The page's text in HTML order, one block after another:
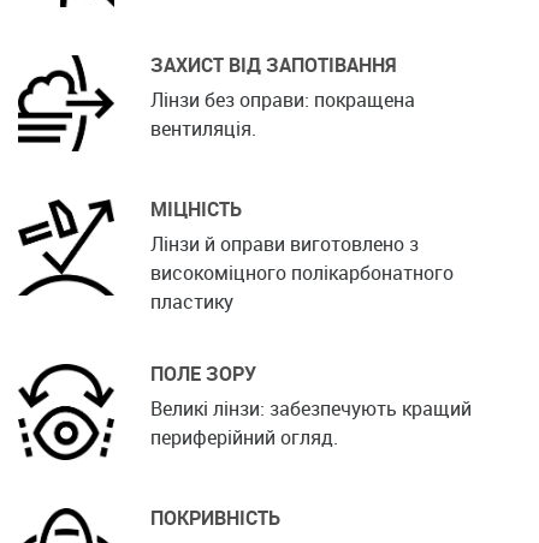
ЗАХИСТ ВІД ЗАПОТІВАННЯ
Лінзи без оправи: покращена
вентиляція.
МІЦНІСТЬ
Лінзи й оправи виготовлено з
високоміцного полікарбонатного
пластику
ПОЛЕ ЗОРУ
Великі лінзи: забезпечують кращий
периферійний огляд.
ПОКРИВНІСТЬ